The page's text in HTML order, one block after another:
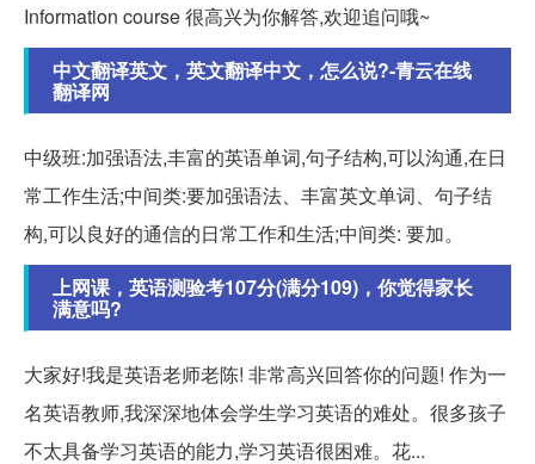
Information course 很高兴为你解答,欢迎追问哦~
中文翻译英文，英文翻译中文，怎么说?-青云在线
翻译网
中级班:加强语法,丰富的英语单词,句子结构,可以沟通,在日
常工作生活;中间类:要加强语法、丰富英文单词、句子结
构,可以良好的通信的日常工作和生活;中间类: 要加。
上网课，英语测验考107分(满分109)，你觉得家长
满意吗?
大家好!我是英语老师老陈! 非常高兴回答你的问题! 作为一
名英语教师,我深深地体会学生学习英语的难处。很多孩子
不太具备学习英语的能力,学习英语很困难。花...